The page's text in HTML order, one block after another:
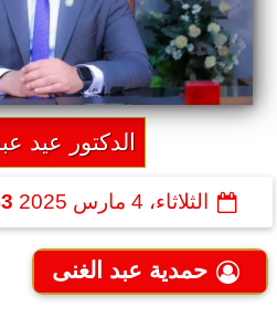
الدكتور عيد
الثلاثاء، 4 مارس 2025
حمدية عبد الغنى